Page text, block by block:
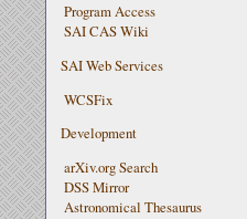
Program Access
SAI CAS Wiki
SAI Web Services
WCSFix
Development
arXiv.org Search
DSS Mirror
Astronomical Thesaurus